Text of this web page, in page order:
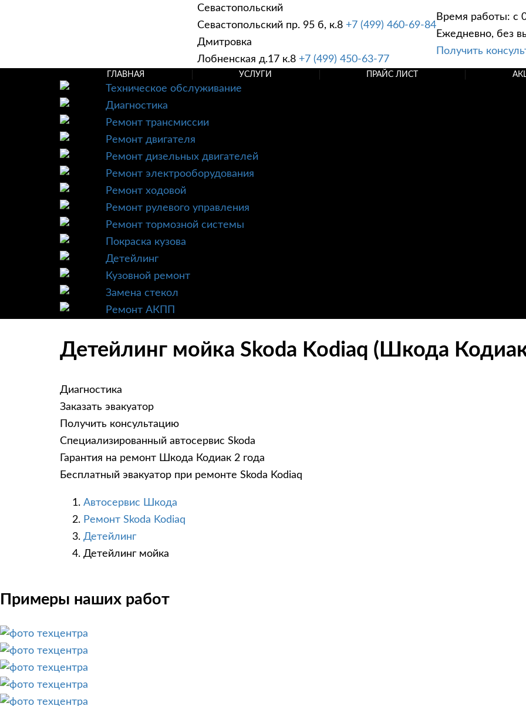
Севастопольский
Севастопольский пр. 95 б, к.8 +7 (499) 460-69-84
Дмитровка
Лобненская д.17 к.8 +7 (499) 450-63-77
Время работы: с
Ежедневно, без
Получить
ГЛАВНАЯ УСЛУГИ ПРАЙС ЛИСТ
Техническое обслуживание
Диагностика
Ремонт трансмиссии
Ремонт двигателя
Ремонт дизельных двигателей
Ремонт электрооборудования
Ремонт ходовой
Ремонт рулевого управления
Ремонт тормозной системы
Покраска кузова
Детейлинг
Кузовной ремонт
Замена стекол
Ремонт АКПП
Детейлинг мойка Skoda Kodiaq (Шкода
Диагностика
Заказать эвакуатор
Получить консультацию
Специализированный автосервис Skoda
Гарантия на ремонт Шкода Кодиак 2 года
Бесплатный эвакуатор при ремонте Skoda Kodiaq
Автосервис Шкода
Ремонт Skoda Kodiaq
Детейлинг
Детейлинг мойка
Примеры наших работ